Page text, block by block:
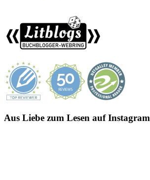
Aus Liebe zum Lesen auf Instagram